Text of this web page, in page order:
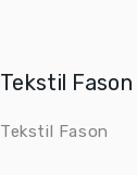
Tekstil Fason
Tekstil Fason